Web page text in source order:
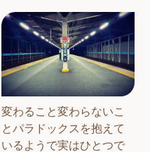
変わること変わらないこ
とパラドックスを抱えて
いるようで実はひとつで